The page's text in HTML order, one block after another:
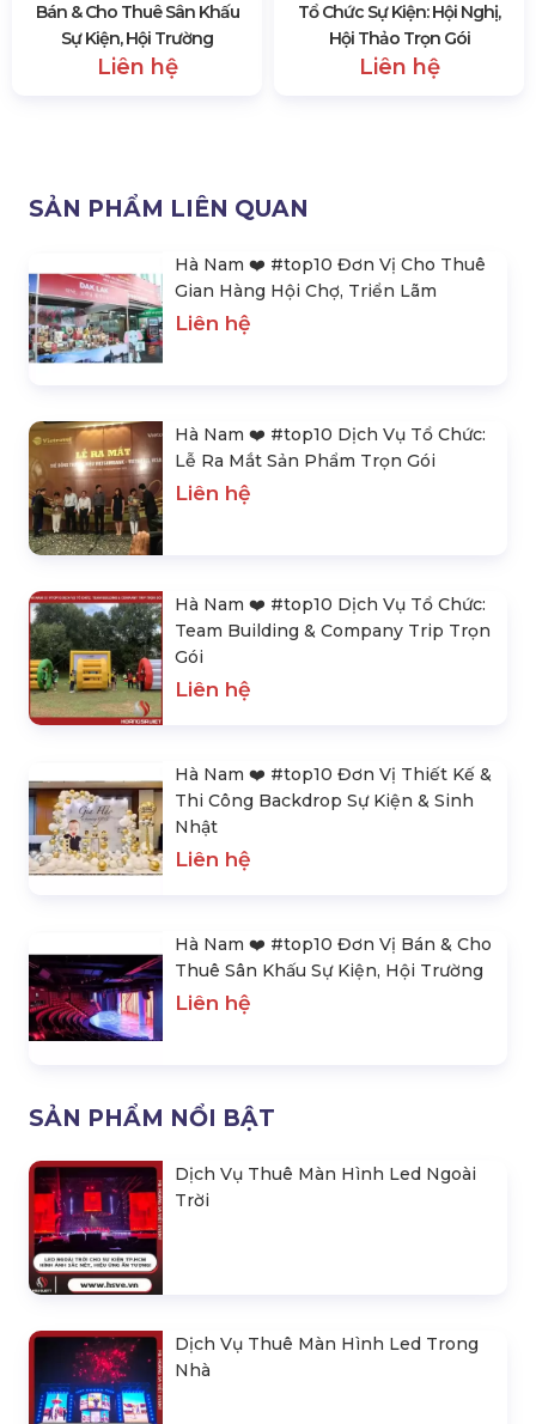
Bán & Cho Thuê Sân Khấu
Sự Kiện, Hội Trường
Liên hệ
Tổ Chức Sự Kiện: Hội Nghị,
Hội Thảo Trọn Gói
Liên hệ
SẢN PHẨM LIÊN QUAN
Hà Nam ❤️️ #top10 Đơn Vị Cho Thuê
Gian Hàng Hội Chợ, Triển Lãm
Liên hệ
Hà Nam ❤️️ #top10 Dịch Vụ Tổ Chức:
Lễ Ra Mắt Sản Phẩm Trọn Gói
Liên hệ
Hà Nam ❤️️ #top10 Dịch Vụ Tổ Chức:
Team Building & Company Trip Trọn
Gói
Liên hệ
Hà Nam ❤️️ #top10 Đơn Vị Thiết Kế &
Thi Công Backdrop Sự Kiện & Sinh
Nhật
Liên hệ
Hà Nam ❤️️ #top10 Đơn Vị Bán & Cho
Thuê Sân Khấu Sự Kiện, Hội Trường
Liên hệ
SẢN PHẨM NỔI BẬT
Dịch Vụ Thuê Màn Hình Led Ngoài
Trời
Dịch Vụ Thuê Màn Hình Led Trong
Nhà